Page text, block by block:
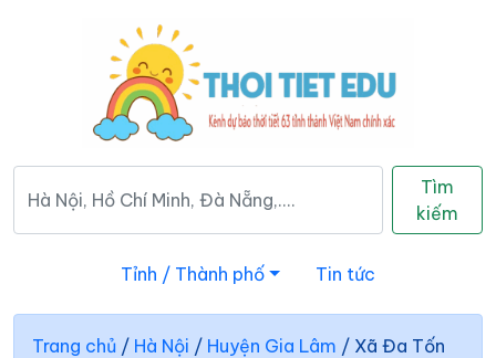
Tìm
kiếm
Tỉnh / Thành phố Tin tức
Trang chủ / Hà Nội / Huyện Gia Lâm / Xã Đa Tốn